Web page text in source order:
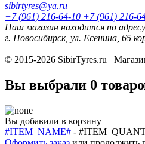
sibirtyres@ya.ru
+7 (961) 216-64-10 +7 (961) 216-
Наш магазин находится по
г. Новосибирск, ул. Есенина, 65
© 2015-2026 SibirTyres.ru
Вы выбрали 0
Вы добавили в корзину
#ITEM_NAME# -